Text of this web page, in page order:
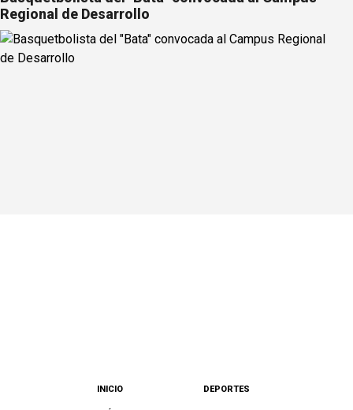
Regional de Desarrollo
INICIO DEPORTES